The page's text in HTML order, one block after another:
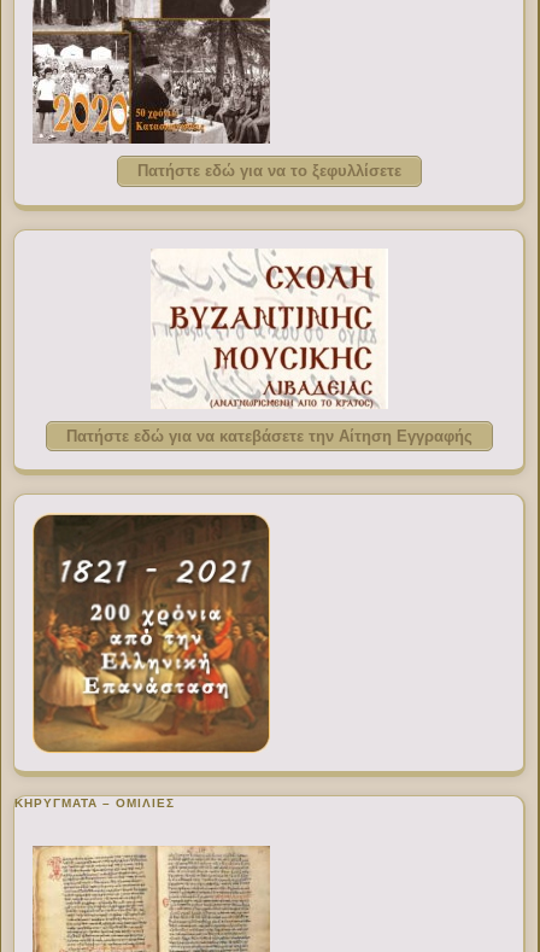
Πατήστε εδώ για να το ξεφυλλίσετε
Πατήστε εδώ για να κατεβάσετε την Αίτηση Εγγραφής
ΚΗΡΥΓΜΑΤΑ – ΟΜΙΛΙΕΣ